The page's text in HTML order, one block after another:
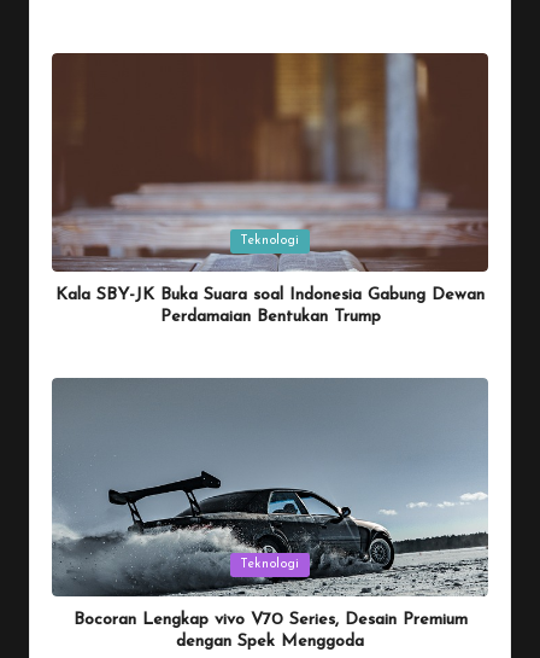
Posted
in
Teknologi
Kala SBY-JK Buka Suara soal Indonesia Gabung Dewan
Perdamaian Bentukan Trump
Posted
Teknologi
Bocoran Lengkap vivo V70 Series, Desain Premium
dengan Spek Menggoda